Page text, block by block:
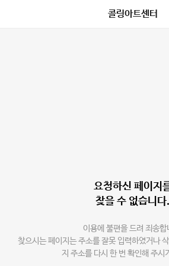
콜링아트센터
요청하신 페이지
찾을 수 없습니다.
이용에 불편을 드려 죄송합
찾으시는 페이지는 주소를 잘못 입력하였거나
지 주소를 다시 한 번 확인해 주시